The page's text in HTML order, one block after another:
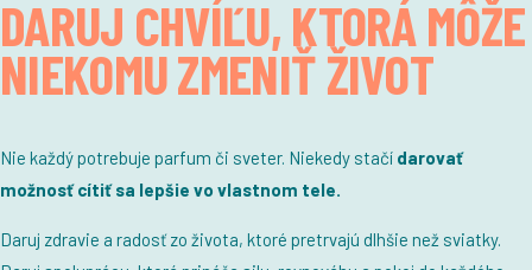
DARUJ CHVÍĽU, KTORÁ MÔŽE
NIEKOMU ZMENIŤ ŽIVOT
Nie každý potrebuje parfum či sveter. Niekedy stačí darovať
možnosť cítiť sa lepšie vo vlastnom tele.
Daruj zdravie a radosť zo života, ktoré pretrvajú dlhšie než sviatky.